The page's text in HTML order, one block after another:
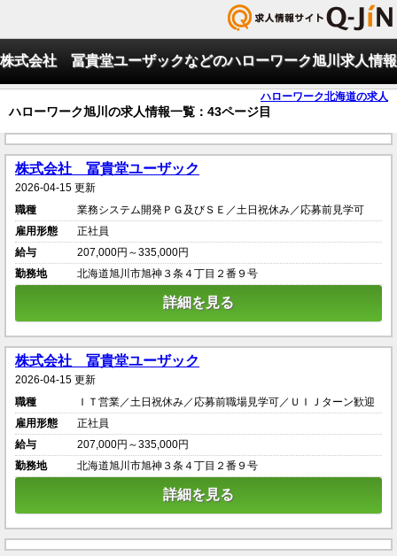
株式会社 冨貴堂ユーザックなどのハローワーク旭川求人情報
ハローワーク北海道の求人
ハローワーク旭川の求人情報一覧：43ページ目
株式会社 冨貴堂ユーザック
2026-04-15 更新
職種
業務システム開発ＰＧ及びＳＥ／土日祝休み／応募前見学可
雇用形態
正社員
給与
207,000円～335,000円
勤務地
北海道旭川市旭神３条４丁目２番９号
詳細を見る
株式会社 冨貴堂ユーザック
2026-04-15 更新
職種
ＩＴ営業／土日祝休み／応募前職場見学可／ＵＩＪターン歓迎
雇用形態
正社員
給与
207,000円～335,000円
勤務地
北海道旭川市旭神３条４丁目２番９号
詳細を見る